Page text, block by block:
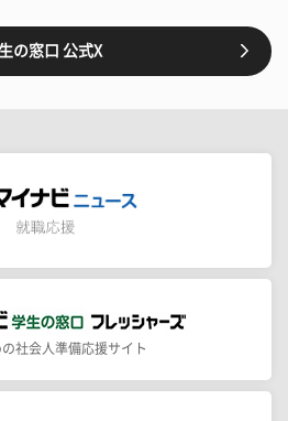
の窓口 公式X
社会人準備応援サイト